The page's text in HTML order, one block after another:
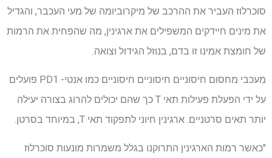
סוכרלוז העביר את ההרכב של מיקרוביומה של מעי העכבר, והגדיל
את מינים חיידקים המשפילים את ארגינין, מה שהפחית את הרמות
של חומצת אמינו זו בדם, בנוזל הגידול וצואה.
מעכבי מחסום חיסוניים חיסוניים חיסוניים כמו אנטי- PD1 פועלים
על ידי הפעלת פעילות תאי T כך שהם יכולים להרוג בצורה יעילה
יותר תאים סרטניים. ארגינין חיוני לתפקוד תאי T, במיוחד בסרטן.
"כאשר רמות הארגינין התרוקנו בגלל משמרות מונעות סוכרלוז